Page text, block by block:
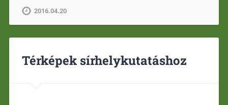
2016.04.20
Térképek sírhelykutatáshoz